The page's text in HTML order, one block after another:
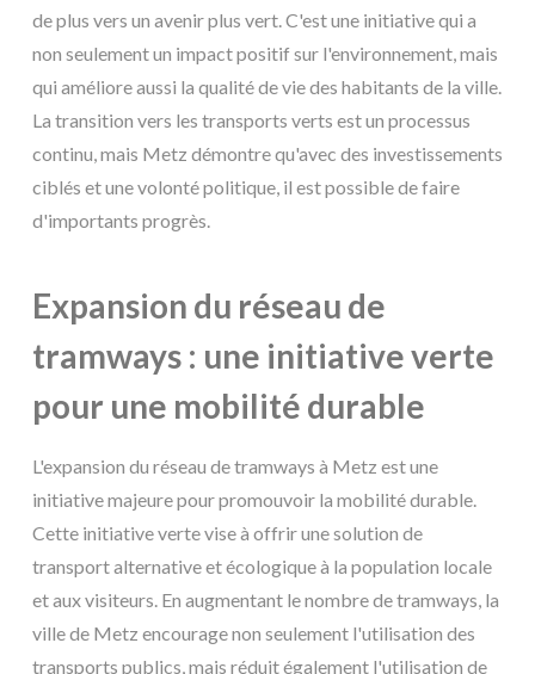
de plus vers un avenir plus vert. C'est une initiative qui a
non seulement un impact positif sur l'environnement, mais
qui améliore aussi la qualité de vie des habitants de la ville.
La transition vers les transports verts est un processus
continu, mais Metz démontre qu'avec des investissements
ciblés et une volonté politique, il est possible de faire
d'importants progrès.
Expansion du réseau de
tramways : une initiative verte
pour une mobilité durable
L'expansion du réseau de tramways à Metz est une
initiative majeure pour promouvoir la mobilité durable.
Cette initiative verte vise à offrir une solution de
transport alternative et écologique à la population locale
et aux visiteurs. En augmentant le nombre de tramways, la
ville de Metz encourage non seulement l'utilisation des
transports publics, mais réduit également l'utilisation de